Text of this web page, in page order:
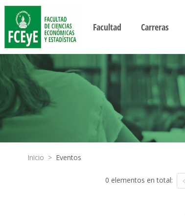
Facultad Carreras
Inicio > Eventos
0 elementos en total: